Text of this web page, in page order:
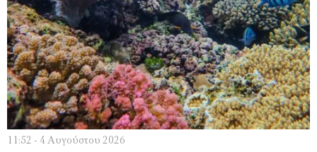
11:52 - 4 Αυγούστου 2026